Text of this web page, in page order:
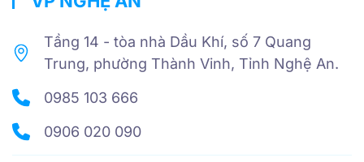
Tầng 14 - tòa nhà Dầu Khí, số 7 Quang
Trung, phường Thành Vinh, Tỉnh Nghệ An.
0985 103 666
0906 020 090